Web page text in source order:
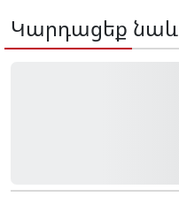
Կարդացեք նաև